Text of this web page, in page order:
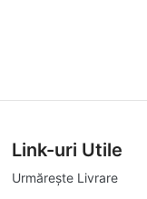
Link-uri Utile
Urmărește Livrare